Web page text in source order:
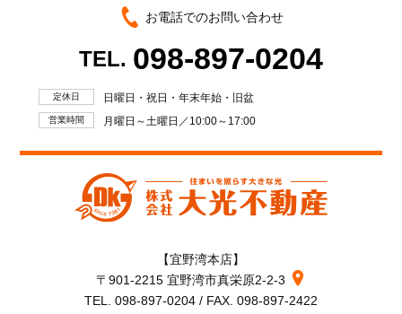
お電話でのお問い合わせ
TEL. 098-897-0204
定休日 日曜日・祝日・年末年始・旧盆
営業時間 月曜日～土曜日／10:00～17:00
【宜野湾本店】
〒901-2215 宜野湾市真栄原2-2-3
TEL. 098-897-0204 / FAX. 098-897-2422